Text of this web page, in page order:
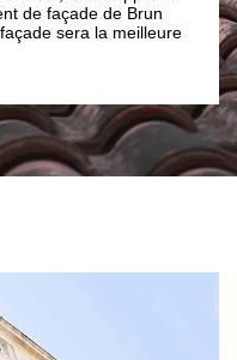
de façade de Brun
sera la meilleure